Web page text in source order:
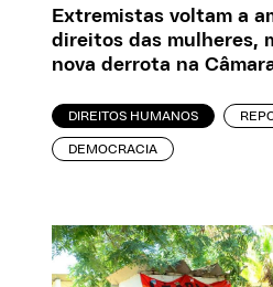
Extremistas voltam a
direitos das mulheres,
nova derrota na
DIREITOS HUMANOS
DEMOCRACIA